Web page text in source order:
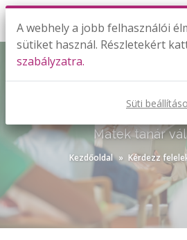
KÉRDEZZ-
Matek tanár
Kezdőoldal Kérdezz
A webhely a jobb felhasználói
sütiket használ. Részletekért
szabályzatra.
Süti